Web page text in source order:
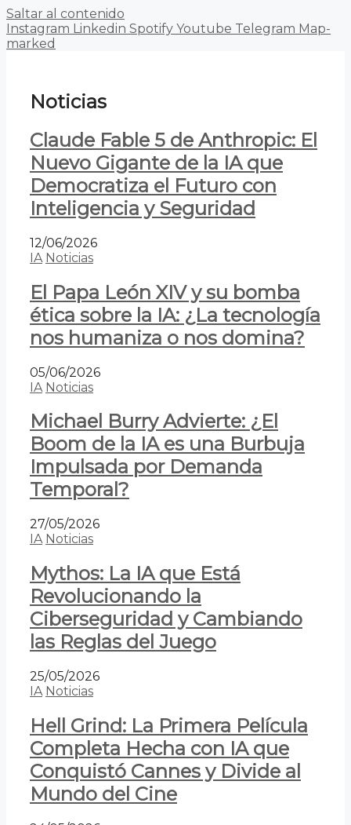
Saltar al contenido
Instagram Linkedin Spotify Youtube Telegram Map-
marked
Noticias
Claude Fable 5 de Anthropic: El
Nuevo Gigante de la IA que
Democratiza el Futuro con
Inteligencia y Seguridad
12/06/2026
IA Noticias
El Papa León XIV y su bomba
ética sobre la IA: ¿La tecnología
nos humaniza o nos domina?
05/06/2026
IA Noticias
Michael Burry Advierte: ¿El
Boom de la IA es una Burbuja
Impulsada por Demanda
Temporal?
27/05/2026
IA Noticias
Mythos: La IA que Está
Revolucionando la
Ciberseguridad y Cambiando
las Reglas del Juego
25/05/2026
IA Noticias
Hell Grind: La Primera Película
Completa Hecha con IA que
Conquistó Cannes y Divide al
Mundo del Cine